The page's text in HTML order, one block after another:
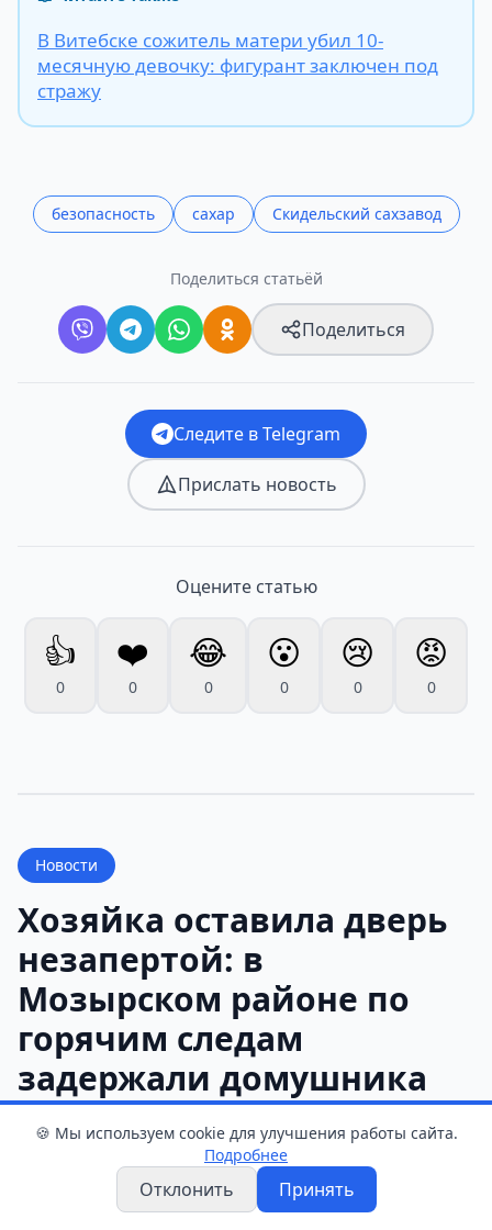
В Витебске сожитель матери убил 10-
месячную девочку: фигурант заключен под
стражу
безопасность сахар Скидельский сахзавод
Поделиться статьёй
Поделиться
Следите в Telegram
Прислать новость
Оцените статью
👍
0
❤️
0
😂
0
😮
0
😢
0
😡
0
Новости
Хозяйка оставила дверь
незапертой: в
Мозырском районе по
горячим следам
задержали домушника
Служба новостей 7 августа 2026 г. 11:18 1 мин чтения
Жительница Мозырского района
🍪 Мы используем cookie для улучшения работы сайта.
Подробнее
Отклонить Принять